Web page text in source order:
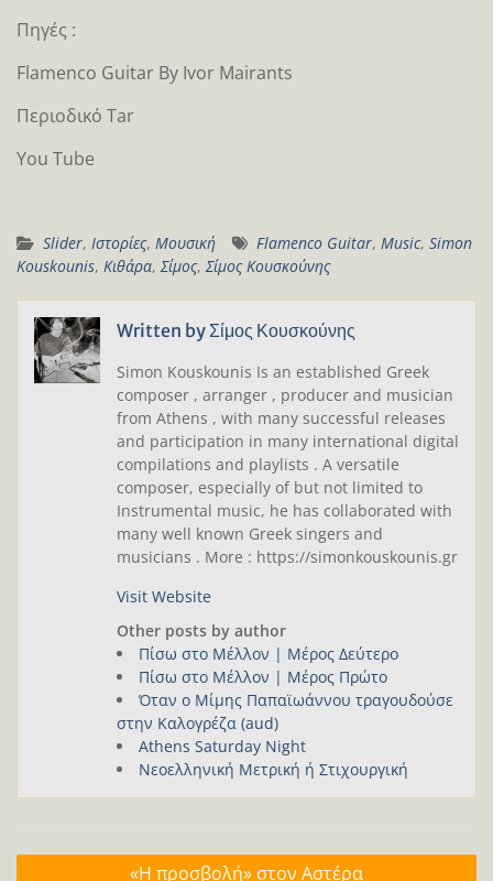
Πηγές :
Flamenco Guitar By Ivor Mairants
Περιοδικό Tar
You Tube
Slider, Ιστορίες, Μουσική Flamenco Guitar, Music, Simon
Kouskounis, Κιθάρα, Σίμος, Σίμος Κουσκούνης
Written by Σίμος Κουσκούνης
Simon Kouskounis Is an established Greek
composer , arranger , producer and musician
from Athens , with many successful releases
and participation in many international digital
compilations and playlists . A versatile
composer, especially of but not limited to
Instrumental music, he has collaborated with
many well known Greek singers and
musicians . More : https://simonkouskounis.gr
Visit Website
Other posts by author
Πίσω στο Μέλλον | Μέρος Δεύτερο
Πίσω στο Μέλλον | Μέρος Πρώτο
Όταν ο Μίμης Παπαϊωάννου τραγουδούσε
στην Καλογρέζα (aud)
Athens Saturday Night
Νεοελληνική Μετρική ή Στιχουργική
Πλοήγηση
«Η προσβολή» στον Αστέρα